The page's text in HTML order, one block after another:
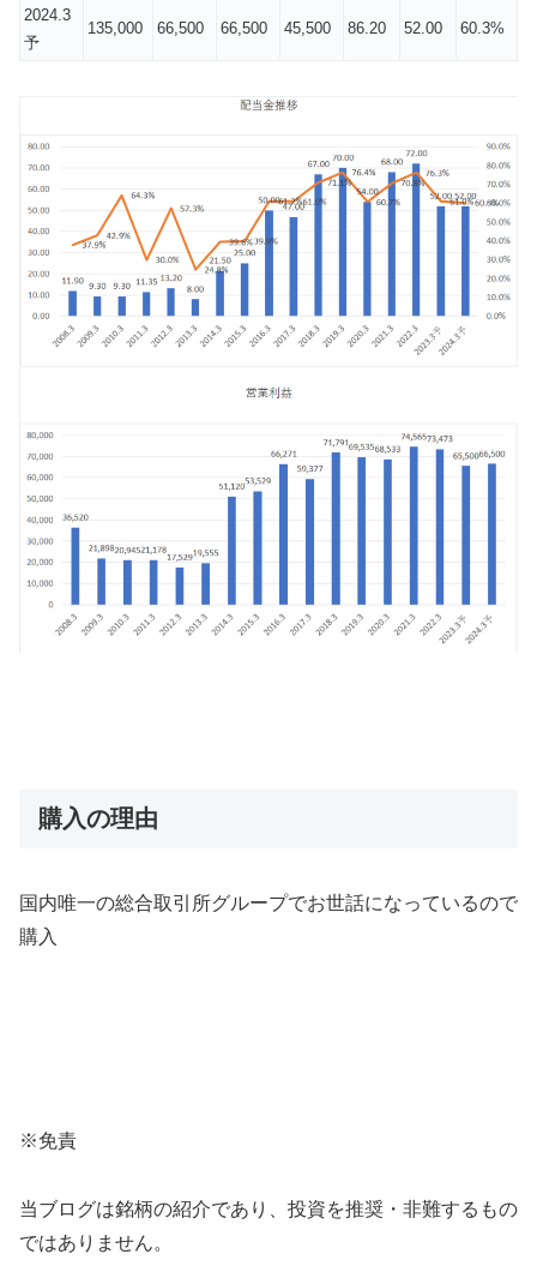
2024.3
予
135,000 66,500 66,500 45,500 86.20 52.00 60.3%
購入の理由
国内唯一の総合取引所グループでお世話になっているので
購入
※免責
当ブログは銘柄の紹介であり、投資を推奨・非難するもの
ではありません。